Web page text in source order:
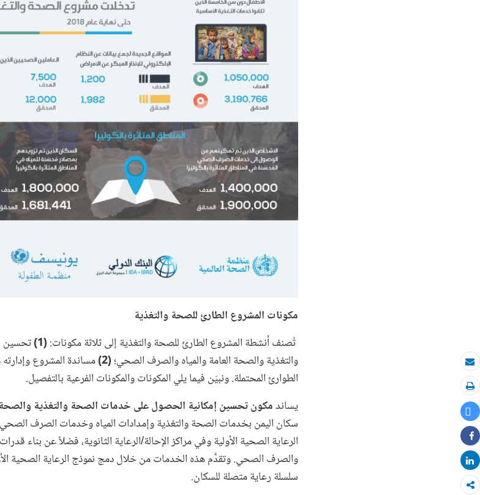
بريد الكتروني
طباعة
Tweet
Share
Share
مكونات المشروع الطارئ للصحة والتغذية
تُصنف أنشطة المشروع الطارئ للصحة والتغذية إلى ثلاثة مكونات: (1)
تحسين
والتغذية والصحة العامة والمياه والصرف الصحي؛(2) مساندة المشروع وإدارته
الطوارئ المحتملة. ونبيّن فيما يلي المكونات والمكونات الفرعية بالتفصيل.
يساندمكون تحسين إمكانية الحصول على خدمات الصحة والتغذية
سكان اليمن بخدمات الصحة والتغذية وإمدادات المياه وخدمات الصرف
الرعاية الصحية الأولية وفي مراكز الإحالة/الرعاية الثانوية، فضلاً عن بناء
والصرف الصحي. وتقدَّم هذه الخدمات من خلال دمج نموذج الرعاية الصحية
سلسلة رعاية متصلة للسكان.